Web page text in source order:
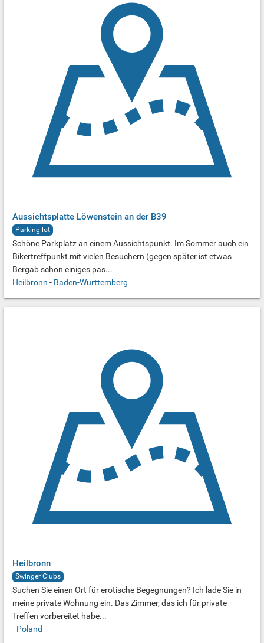
Aussichtsplatte Löwenstein an der B39
Parking lot
Schöne Parkplatz an einem Aussichtspunkt. Im Sommer auch ein
Bikertreffpunkt mit vielen Besuchern (gegen später ist etwas
Bergab schon einiges pas...
Heilbronn - Baden-Württemberg
Heilbronn
Swinger Clubs
Suchen Sie einen Ort für erotische Begegnungen? Ich lade Sie in
meine private Wohnung ein. Das Zimmer, das ich für private
Treffen vorbereitet habe...
- Poland